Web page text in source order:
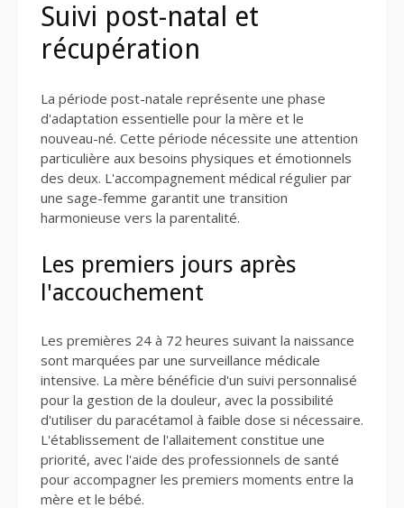
Suivi post-natal et
récupération
La période post-natale représente une phase
d'adaptation essentielle pour la mère et le
nouveau-né. Cette période nécessite une attention
particulière aux besoins physiques et émotionnels
des deux. L'accompagnement médical régulier par
une sage-femme garantit une transition
harmonieuse vers la parentalité.
Les premiers jours après
l'accouchement
Les premières 24 à 72 heures suivant la naissance
sont marquées par une surveillance médicale
intensive. La mère bénéficie d'un suivi personnalisé
pour la gestion de la douleur, avec la possibilité
d'utiliser du paracétamol à faible dose si nécessaire.
L'établissement de l'allaitement constitue une
priorité, avec l'aide des professionnels de santé
pour accompagner les premiers moments entre la
mère et le bébé.